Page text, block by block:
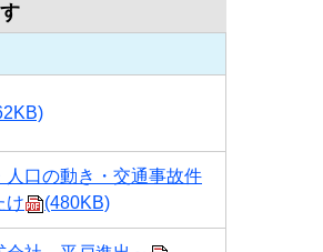
人口の動き・交通事故件
け
(480KB)